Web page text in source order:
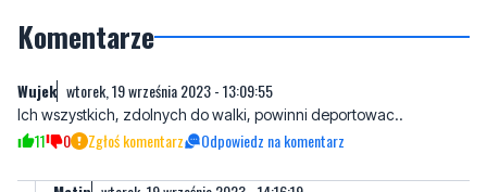
Ich wszystkich, zdolnych do walki, powinni deportowac..
Matin wtorek, 19 września 2023 - 14:16:19
AMEN